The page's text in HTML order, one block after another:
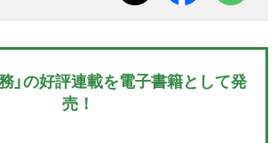
」の好評連載を電子書籍として発
売！